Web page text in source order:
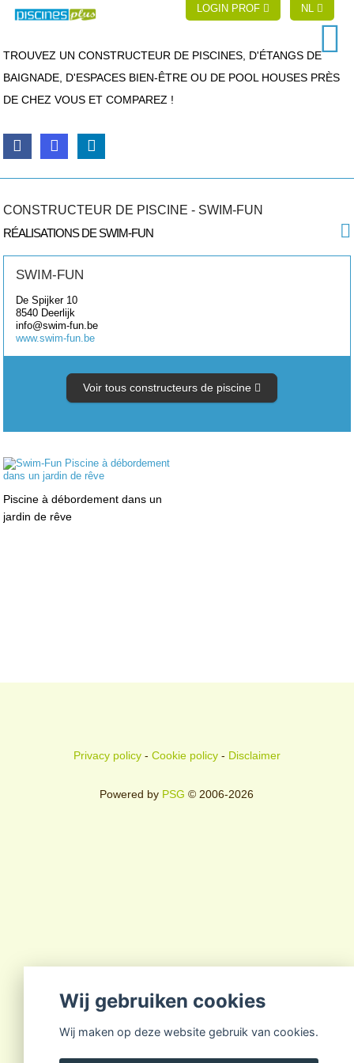
LOGIN PROF NL
TROUVEZ UN CONSTRUCTEUR DE PISCINES, D'ÉTANGS DE
BAIGNADE, D'ESPACES BIEN-ÊTRE OU DE POOL HOUSES PRÈS
DE CHEZ VOUS ET COMPAREZ !
CONSTRUCTEUR DE PISCINE - SWIM-FUN
RÉALISATIONS DE SWIM-FUN
SWIM-FUN
De Spijker 10
8540 Deerlijk
info@swim-fun.be
www.swim-fun.be
Voir tous constructeurs de piscine
Piscine à débordement dans un
jardin de rêve
Privacy policy- Cookie policy- Disclaimer
Powered by PSG © 2006-2026
Wij gebruiken cookies
Wij maken op deze website gebruik van cookies.